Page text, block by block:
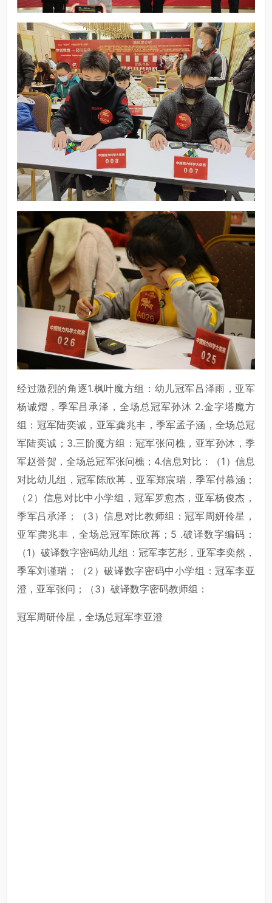
经过激烈的角逐1.枫叶魔方组：幼儿冠军吕泽雨，亚军
杨诚熠，季军吕承泽，全场总冠军孙沐 2.金字塔魔方
组：冠军陆奕诚，亚军龚兆丰，季军孟子涵，全场总冠
军陆奕诚；3.三阶魔方组：冠军张问樵，亚军孙沐，季
军赵誉贺，全场总冠军张问樵；4.信息对比：（1）信息
对比幼儿组，冠军陈欣苒，亚军郑宸瑞，季军付慕涵；
（2）信息对比中小学组，冠军罗愈杰，亚军杨俊杰，
季军吕承泽；（3）信息对比教师组：冠军周妍伶星，
亚军龚兆丰，全场总冠军陈欣苒；5 .破译数字编码：
（1）破译数字密码幼儿组：冠军李艺彤，亚军李奕然，
季军刘谨瑞；（2）破译数字密码中小学组：冠军李亚
澄，亚军张问；（3）破译数字密码教师组：
冠军周研伶星，全场总冠军李亚澄